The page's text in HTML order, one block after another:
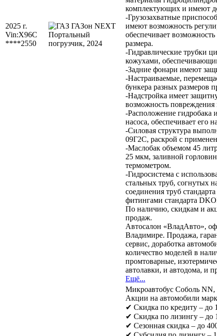
2025 г.
Vin:X96C
****2550
комплектующих и имеют
-Грузозахватные
имеют возможность
обеспечивает
размера.
-Гидравлические трубки
кожухами,
-Задние фонари имеют
-Настраиваемые,
бункера разных размеров
-Надстройка имеет
возможность
-Расположение гидробака
насоса, обеспечивает его
-Силовая структура
09Г2С, раскрой с
-Маслобак объемом 45
25 мкм, заливной
термометром.
-Гидросистема с
стальных труб, согнутых
соединения труб
фитингами стандарта
По наличию, скидкам и
продаж.
Автосалон «ВладАвто»,
Владимире. Продажа,
сервис, доработка
количество моделей в
промтоварные,
автолавки, и автодома, и
Ещё...
Микроавтобус Соболь NN,
Акции на автомобили
✔ Скидка по кредиту – до
✔ Скидка по лизингу – до
✔ Сезонная скидка – до